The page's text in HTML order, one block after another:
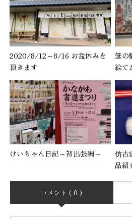
2020/8/12～8/16 お盆休みを
頂きます
筆の
絵て
けいちゃん日記～初出張編～
仿古
品
コメント ( 0 )